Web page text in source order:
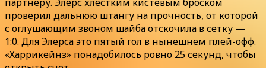
проверил дальнюю штангу на прочность, от которой
с оглушающим звоном шайба отскочила в сетку —
1:0. Для Элерса это пятый гол в нынешнем плей-офф.
«Харрикейнз» понадобилось ровно 25 секунд, чтобы